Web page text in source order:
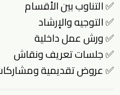
✅ التناوب بين الأقسام
✅ التوجيه والإرشاد
✅ ورش عمل داخلية
✅ جلسات تعريف ونقاش
✅ عروض تقديمية